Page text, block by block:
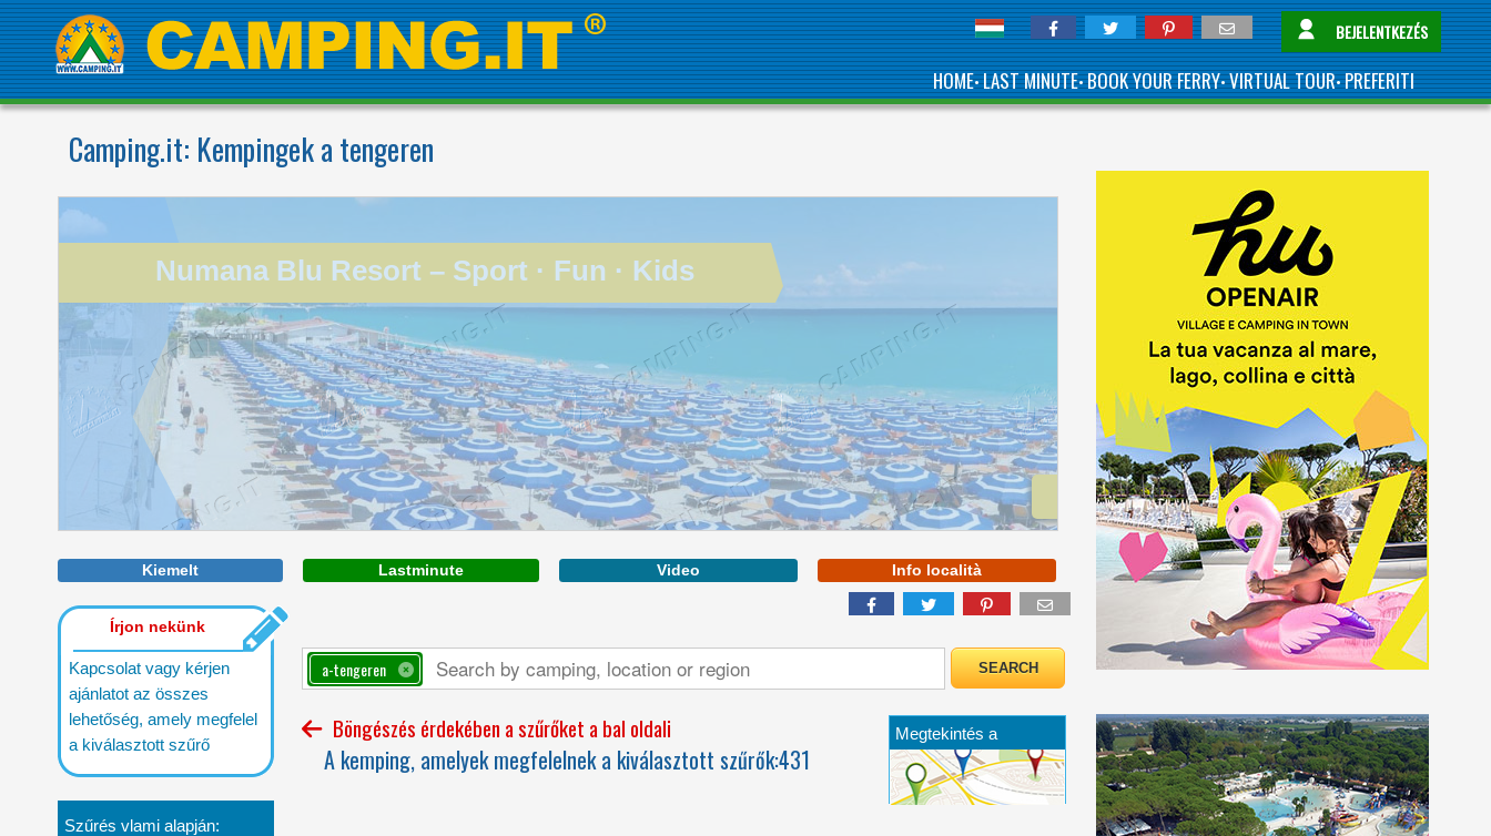
BEJELENTKEZÉS
HOME•LAST MINUTE•BOOK YOUR FERRY•VIRTUAL TOUR•PREFERITI
Camping.it: Kempingek a tengeren
Numana Blu Resort – Sport · Fun · Kids
Marche
Our campsite is a peaceful oasis in the
heart of the Conero Riviera,
surrounded by rose gardens and
thousands of trees
több
információ
Kiemelt Lastminute Video Info località
Írjon nekünk
Kapcsolat vagy kérjen
ajánlatot az összes
lehetőség, amely megfelel
a kiválasztott szűrő
Szűrés vlami alapján:
a-tengeren
Böngészés érdekében a szűrőket a bal oldali
A kemping, amelyek megfelelnek a kiválasztott szűrők:431
Megtekintés a
térképen:
WELCOME TO THE
FIRST 5 STAR CAMPING
IN ITALY